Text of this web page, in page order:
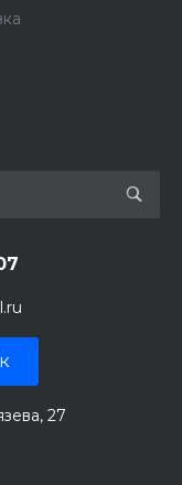
27